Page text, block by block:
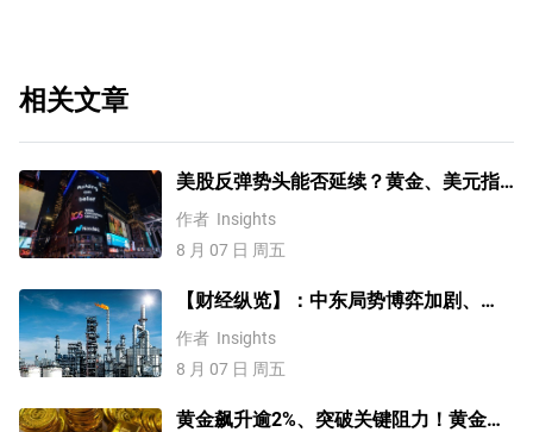
相关文章
美股反弹势头能否延续？黄金、美元指
数、费半指数、纳指100技术分析
作者 Insights
8 月 07 日 周五
【财经纵览】：中东局势博弈加剧、
WTI原油涨超4%，10年期美债收益率、
美元反弹，道指终结五连涨！
作者 Insights
8 月 07 日 周五
黄金飙升逾2%、突破关键阻力！黄金、